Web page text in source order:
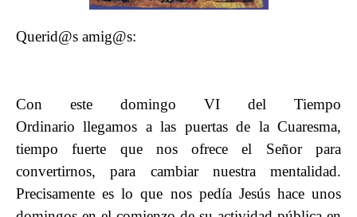
Querid@s amig@s:
Con este domingo VI del Tiempo
Ordinario llegamos a las puertas de la Cuaresma,
tiempo fuerte que nos ofrece el Señor para
convertirnos, para cambiar nuestra mentalidad.
Precisamente es lo que nos pedía Jesús hace unos